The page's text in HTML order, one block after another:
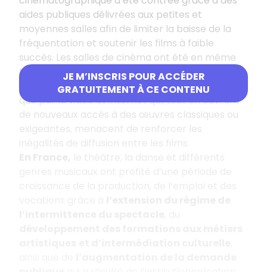
JE M’INSCRIS POUR ACCÉDER
GRATUITEMENT À CE CONTENU
aides publiques délivrées aux petites et
moyennes salles afin de limiter la baisse de la
fréquentation et soutenir les films à faible
succès. Les salles de cinéma ont été en même
temps concurrencées par les chaînes de
télévision, dont le nombre s’est multiplié, ainsi
que par la vidéo et internet qui, tout en ouvrant
de nouveaux accès à des œuvres classiques ou
exigeantes, menacent de renforcer les